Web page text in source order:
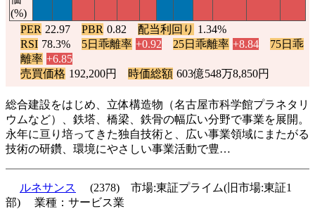
(%)
PER 22.97 PBR 0.82 配当利回り 1.34%
RSI 78.3% 5日乖離率 +0.92 25日乖離率 +8.84
75日乖
離率 +6.85
売買価格 192,200円 時価総額 603億548万8,850円
総合建設をはじめ、立体構造物（名古屋市科学館プラネタリ
ウムなど）、鉄塔、橋梁、鉄骨の幅広い分野で事業を展開。
永年に亘り培ってきた独自技術と、広い事業領域にまたがる
技術の研鑽、環境にやさしい事業活動で豊…
ルネサンス
(2378) 市場:東証プライム(旧市場:東証1
部) 業種：サービス業